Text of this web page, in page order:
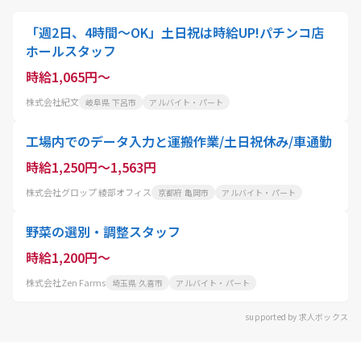
「週2日、4時間～OK」土日祝は時給UP!パチンコ店
ホールスタッフ
時給1,065円～
株式会社紀文 岐阜県 下呂市 アルバイト・パート
工場内でのデータ入力と運搬作業/土日祝休み/車通勤
時給1,250円～1,563円
株式会社グロップ 綾部オフィス 京都府 亀岡市 アルバイト・パート
野菜の選別・調整スタッフ
時給1,200円～
株式会社Zen Farms 埼玉県 久喜市 アルバイト・パート
supported by 求人ボックス